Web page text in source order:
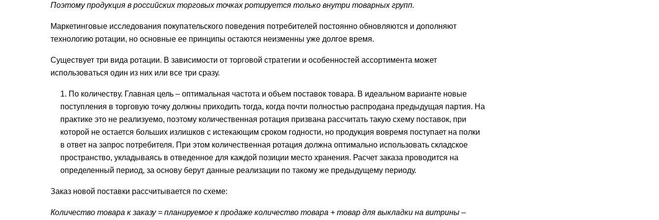
Поэтому продукция в российских торговых точках ротируется только внутри товарных групп.
Маркетинговые исследования покупательского поведения потребителей постоянно обновляются и дополняют
технологию ротации, но основные ее принципы остаются неизменны уже долгое время.
Существует три вида ротации. В зависимости от торговой стратегии и особенностей ассортимента может
использоваться один из них или все три сразу.
По количеству. Главная цель – оптимальная частота и объем поставок товара. В идеальном варианте новые
поступления в торговую точку должны приходить тогда, когда почти полностью распродана предыдущая партия. На
практике это не реализуемо, поэтому количественная ротация призвана рассчитать такую схему поставок, при
которой не остается больших излишков с истекающим сроком годности, но продукция вовремя поступает на полки
в ответ на запрос потребителя. При этом количественная ротация должна оптимально использовать складское
пространство, укладываясь в отведенное для каждой позиции место хранения. Расчет заказа проводится на
определенный период, за основу берут данные реализации по такому же предыдущему периоду.
Заказ новой поставки рассчитывается по схеме:
Количество товара к заказу = планируемое к продаже количество товара + товар для выкладки на витрины –